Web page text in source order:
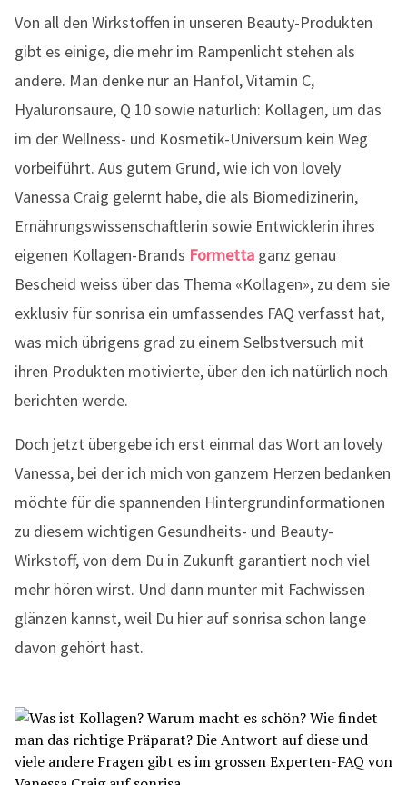
Von all den Wirkstoffen in unseren Beauty-Produkten
gibt es einige, die mehr im Rampenlicht stehen als
andere. Man denke nur an Hanföl, Vitamin C,
Hyaluronsäure, Q 10 sowie natürlich: Kollagen, um das
im der Wellness- und Kosmetik-Universum kein Weg
vorbeiführt. Aus gutem Grund, wie ich von lovely
Vanessa Craig gelernt habe, die als Biomedizinerin,
Ernährungswissenschaftlerin sowie Entwicklerin ihres
eigenen Kollagen-Brands Formetta ganz genau
Bescheid weiss über das Thema «Kollagen», zu dem sie
exklusiv für sonrisa ein umfassendes FAQ verfasst hat,
was mich übrigens grad zu einem Selbstversuch mit
ihren Produkten motivierte, über den ich natürlich noch
berichten werde.
Doch jetzt übergebe ich erst einmal das Wort an lovely
Vanessa, bei der ich mich von ganzem Herzen bedanken
möchte für die spannenden Hintergrundinformationen
zu diesem wichtigen Gesundheits- und Beauty-
Wirkstoff, von dem Du in Zukunft garantiert noch viel
mehr hören wirst. Und dann munter mit Fachwissen
glänzen kannst, weil Du hier auf sonrisa schon lange
davon gehört hast.